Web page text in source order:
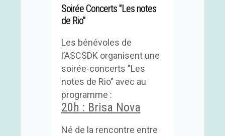
Soirée Concerts "Les notes
de Rio"
Les bénévoles de
l’ASCSDK organisent une
soirée-concerts "Les
notes de Rio" avec au
programme :
20h : Brisa Nova
Né de la rencontre entre